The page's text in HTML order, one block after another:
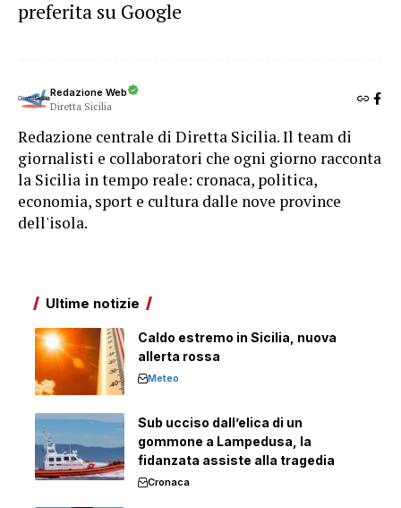
preferita su Google
Redazione Web
Diretta Sicilia
Redazione centrale di Diretta Sicilia. Il team di
giornalisti e collaboratori che ogni giorno racconta
la Sicilia in tempo reale: cronaca, politica,
economia, sport e cultura dalle nove province
dell'isola.
Ultime notizie
Caldo estremo in Sicilia, nuova
allerta rossa
Meteo
Sub ucciso dall’elica di un
gommone a Lampedusa, la
fidanzata assiste alla tragedia
Cronaca